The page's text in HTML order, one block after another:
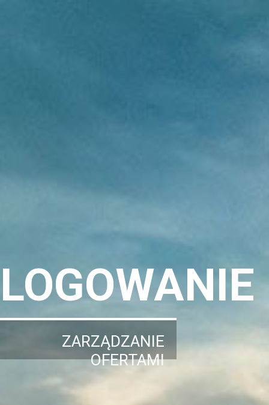
LOGOWANIE
ZARZĄDZANIE
OFERTAMI